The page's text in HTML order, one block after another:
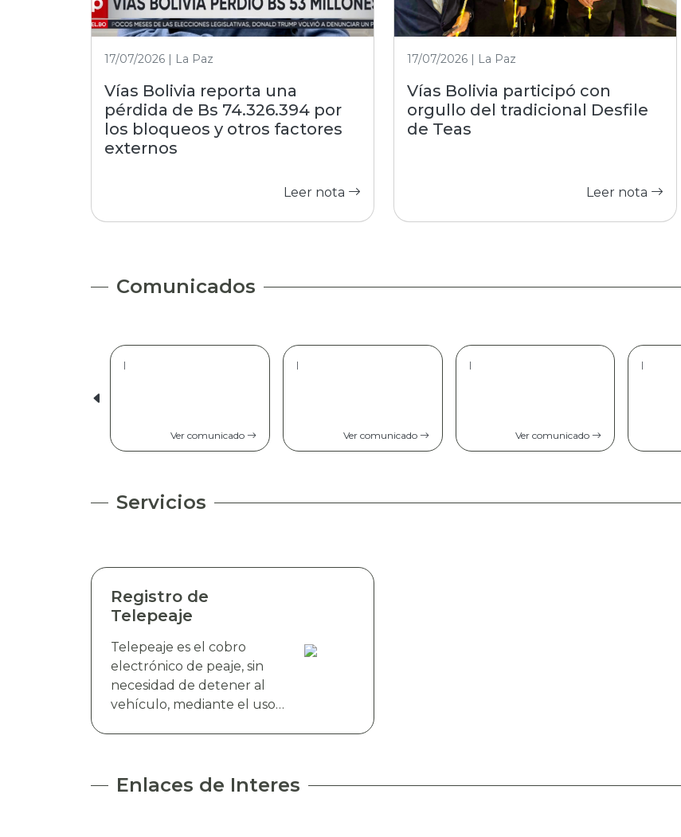
17/07/2026 | La Paz
Vías Bolivia reporta una
pérdida de Bs 74.326.394 por
los bloqueos y otros factores
externos
Leer nota
17/07/2026 | La Paz
Vías Bolivia participó con
orgullo del tradicional Desfile
de Teas
Leer nota
Comunicados
|
Ver comunicado
|
Ver comunicado
|
Ver comunicado
|
Servicios
Registro de
Telepeaje
Telepeaje es el cobro
electrónico de peaje, sin
necesidad de detener al
vehículo, mediante el uso
dispositivo electrónico TAG
Enlaces de Interes